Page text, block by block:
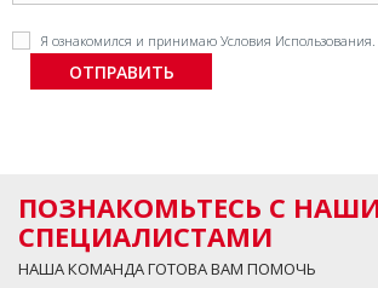
Я ознакомился и принимаю Условия Использования.
ПОЗНАКОМЬТЕСЬ С
СПЕЦИАЛИСТАМИ
НАША КОМАНДА ГОТОВА ВАМ ПОМОЧЬ